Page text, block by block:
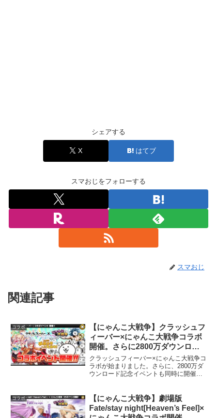
シェアする
X はてブ
スマおじをフォローする
スマおじ
関連記事
コラボ
【にゃんこ大戦争】クラッシュフ
ィーバー×にゃんこ大戦争コラボ
開催。さらに2800万ダウンロー
ド記念イベントも開催です。
クラッシュフィーバー×にゃんこ大戦争コ
ラボが始まりました。さらに、2800万ダ
ウンロード記念イベントも同時に開催で
ュフィーバーのキャラクターが手に入る
専用ガチャが登場し...
コラボ
【にゃんこ大戦争】劇場版
Fate/stay night[Heaven’s Feel]×